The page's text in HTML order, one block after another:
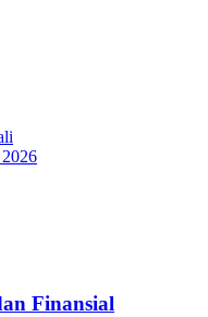
Finansial